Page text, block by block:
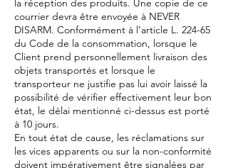
courrier devra être envoyée à NEVER
DISARM. Conformément à l’article L. 224-65
du Code de la consommation, lorsque le
Client prend personnellement livraison des
objets transportés et lorsque le
transporteur ne justifie pas lui avoir laissé la
possibilité de vérifier effectivement leur bon
état, le délai mentionné ci-dessus est porté
à 10 jours.
En tout état de cause, les réclamations sur
les vices apparents ou sur la non-conformité
doivent impérativement être signalées par